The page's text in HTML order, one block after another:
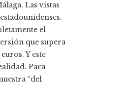
Las vistas
el
que supera
Y este
Para
“del